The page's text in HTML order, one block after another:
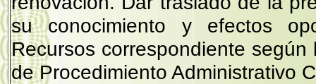
su conocimiento y efectos
Recursos correspondiente
de Procedimiento Administrativo